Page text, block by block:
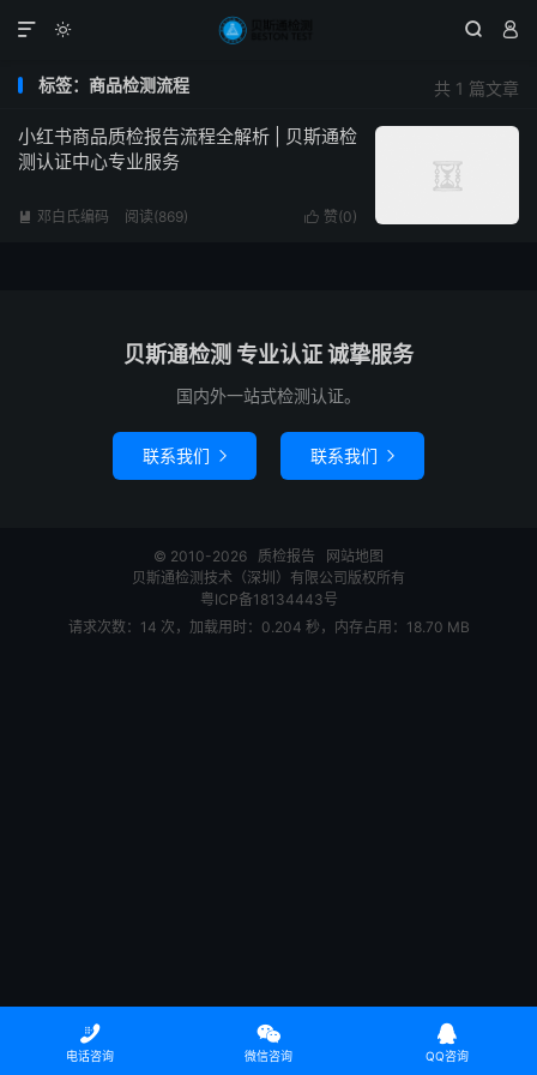
  

共 1 篇文章
标签：商品检测流程
小红书商品质检报告流程全解析 | 贝斯通检
测认证中心专业服务
 赞(0)
 邓白氏编码 阅读(869)
贝斯通检测 专业认证 诚挚服务
国内外一站式检测认证。
联系我们  联系我们 
© 2010-2026 质检报告
网站地图
贝斯通检测技术（深圳）有限公司版权所有
粤ICP备18134443号
请求次数：14 次，加载用时：0.204 秒，内存占用：18.70 MB

电话咨询

微信咨询

QQ咨询